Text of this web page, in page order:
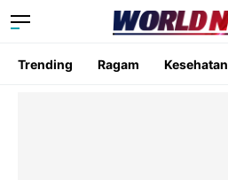
Trending Ragam Kesehatan